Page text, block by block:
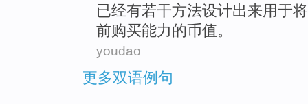
已经有若干方法设计出来用于将
前购买能力的币值。
youdao
更多双语例句